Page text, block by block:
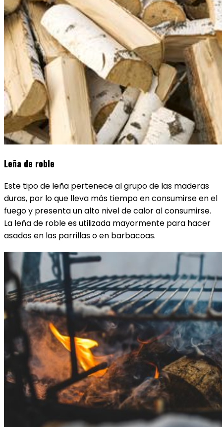
Leña de roble
Este tipo de leña pertenece al grupo de las maderas
duras, por lo que lleva más tiempo en consumirse en el
fuego y presenta un alto nivel de calor al consumirse.
La leña de roble es utilizada mayormente para hacer
asados en las parrillas o en barbacoas.